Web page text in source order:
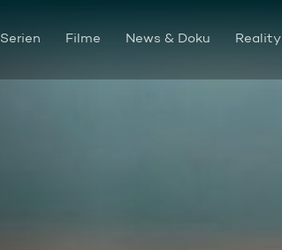
Serien Filme News & Doku Reality